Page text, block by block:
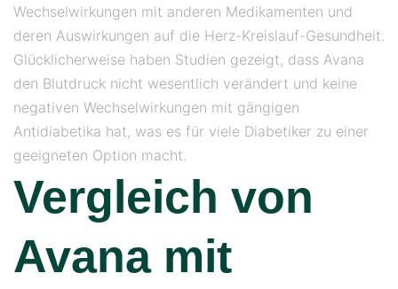
Wechselwirkungen mit anderen Medikamenten und
deren Auswirkungen auf die Herz-Kreislauf-Gesundheit.
Glücklicherweise haben Studien gezeigt, dass Avana
den Blutdruck nicht wesentlich verändert und keine
negativen Wechselwirkungen mit gängigen
Antidiabetika hat, was es für viele Diabetiker zu einer
geeigneten Option macht.
Vergleich von
Avana mit